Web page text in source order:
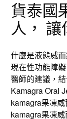
貨泰國
人， 讓
什麼是液態威
現在性功能障
醫師的建議，
Kamagra Oral
kamagra果凍
kamagra果凍